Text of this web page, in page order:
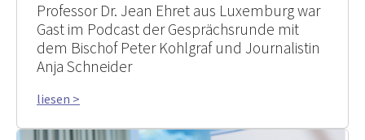
Professor Dr. Jean Ehret aus Luxemburg war
Gast im Podcast der Gesprächsrunde mit
dem Bischof Peter Kohlgraf und Journalistin
Anja Schneider
liesen >